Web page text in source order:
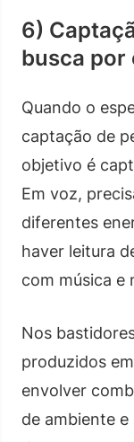
6)
busca por
Quando o
captação de
objetivo é
Em voz,
diferentes
haver leitura
com música e
Nos
produzidos
envolver
de ambiente